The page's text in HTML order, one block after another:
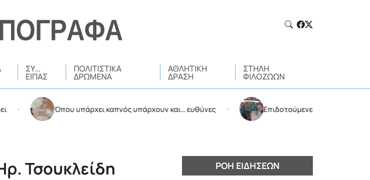
ΣΥ…
ΕΊΠΑΣ
ΠΟΛΙΤΙΣΤΙΚΆ
ΔΡΏΜΕΝΑ
ΑΘΛΗΤΙΚΉ
ΔΡΆΣΗ
ΣΤΉΛΗ
ΦΙΛΌΖΩΩΝ
Όπου υπάρχει καπνός υπάρχουν και… ευθύνες • Επιδοτούμενες διακοπές από τον
Τσουκλείδη
ΡΟΉ ΕΙΔΉΣΕΩΝ